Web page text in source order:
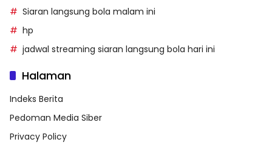
Siaran langsung bola malam ini
hp
jadwal streaming siaran langsung bola hari ini
Halaman
Indeks Berita
Pedoman Media Siber
Privacy Policy